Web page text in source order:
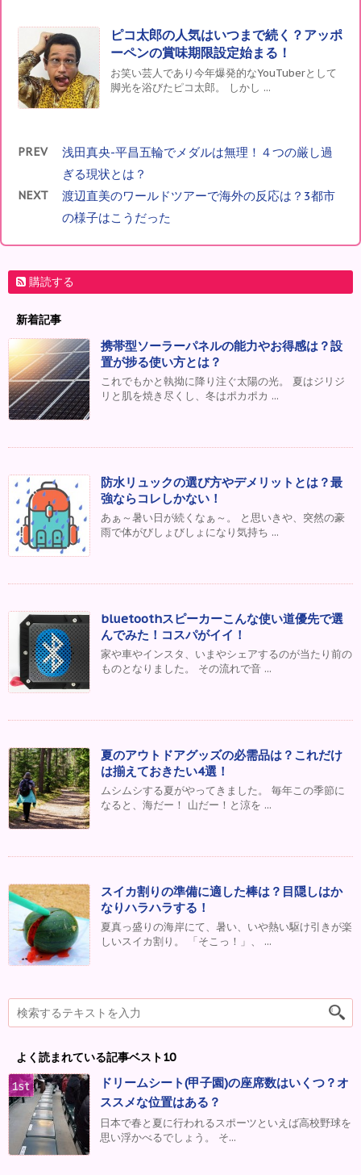
ピコ太郎の人気はいつまで続く？アッポ
ーペンの賞味期限設定始まる！
お笑い芸人であり今年爆発的なYouTuberとして
脚光を浴びたピコ太郎。 しかし ...
PREV
浅田真央-平昌五輪でメダルは無理！４つの厳し過
ぎる現状とは？
NEXT
渡辺直美のワールドツアーで海外の反応は？3都市
の様子はこうだった
購読する
新着記事
携帯型ソーラーパネルの能力やお得感は？設
置が捗る使い方とは？
これでもかと執拗に降り注ぐ太陽の光。 夏はジリジ
リと肌を焼き尽くし、冬はポカポカ ...
防水リュックの選び方やデメリットとは？最
強ならコレしかない！
あぁ～暑い日が続くなぁ～。 と思いきや、突然の豪
雨で体がびしょびしょになり気持ち ...
bluetoothスピーカーこんな使い道優先で選
んでみた！コスパがイイ！
家や車やインスタ、いまやシェアするのが当たり前の
ものとなりました。 その流れで音 ...
夏のアウトドアグッズの必需品は？これだけ
は揃えておきたい4選！
ムシムシする夏がやってきました。 毎年この季節に
なると、海だー！ 山だー！と涼を ...
スイカ割りの準備に適した棒は？目隠しはか
なりハラハラする！
夏真っ盛りの海岸にて、暑い、いや熱い駆け引きが楽
しいスイカ割り。 「そこっ！」、 ...
よく読まれている記事ベスト10
ドリームシート(甲子園)の座席数はいくつ？オ
ススメな位置はある？
日本で春と夏に行われるスポーツといえば高校野球を
思い浮かべるでしょう。 そ...